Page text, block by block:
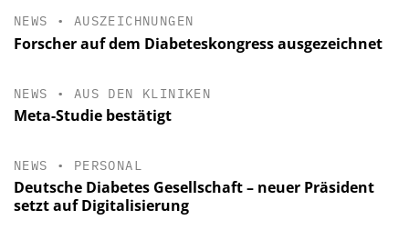
NEWS • AUSZEICHNUNGEN
Forscher auf dem Diabeteskongress ausgezeichnet
NEWS • AUS DEN KLINIKEN
Meta-Studie bestätigt
NEWS • PERSONAL
Deutsche Diabetes Gesellschaft – neuer Präsident
setzt auf Digitalisierung